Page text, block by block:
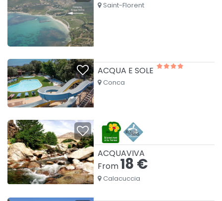
Saint-Florent
ACQUA E SOLE
Conca
ACQUAVIVA
From18 €
Calacuccia